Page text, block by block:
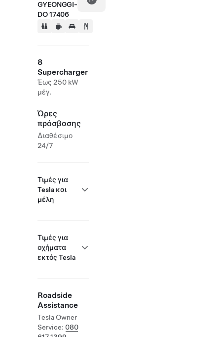
GYEONGGI-
DO 17406
8
Supercharger
Έως 250 kW
μέγ.
Ώρες
πρόσβασης
Διαθέσιμο
24/7
Τιμές για
Tesla και
μέλη
Τιμές για
οχήματα
εκτός Tesla
Roadside
Assistance
Tesla Owner
Service: 080